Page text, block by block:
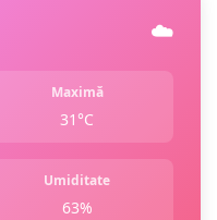
☁️
Maximă
31°C
Umiditate
63%